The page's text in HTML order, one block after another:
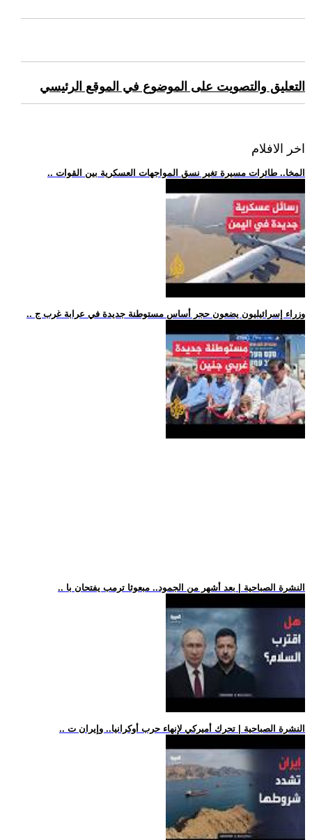
التعليق والتصويت على الموضوع في الموقع الرئيسي
اخر الافلام
.. المخا.. طائرات مسيرة تغير نسق المواجهات العسكرية بين القوات
.. وزراء إسرائيليون يضعون حجر أساس مستوطنة جديدة في عرابة غرب ج
.. النشرة الصباحية | بعد أشهر من الجمود.. مبعوثا ترمب يفتحان با
.. النشرة الصباحية | تحرك أميركي لإنهاء حرب أوكرانيا.. وإيران ت